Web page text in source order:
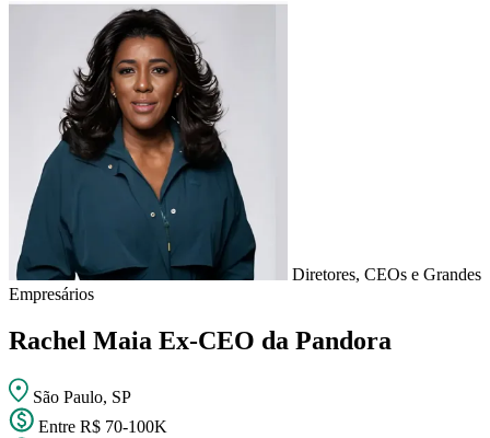
Diretores, CEOs e Grandes
Empresários
Rachel Maia Ex-CEO da Pandora
São Paulo, SP
Entre R$ 70-100K